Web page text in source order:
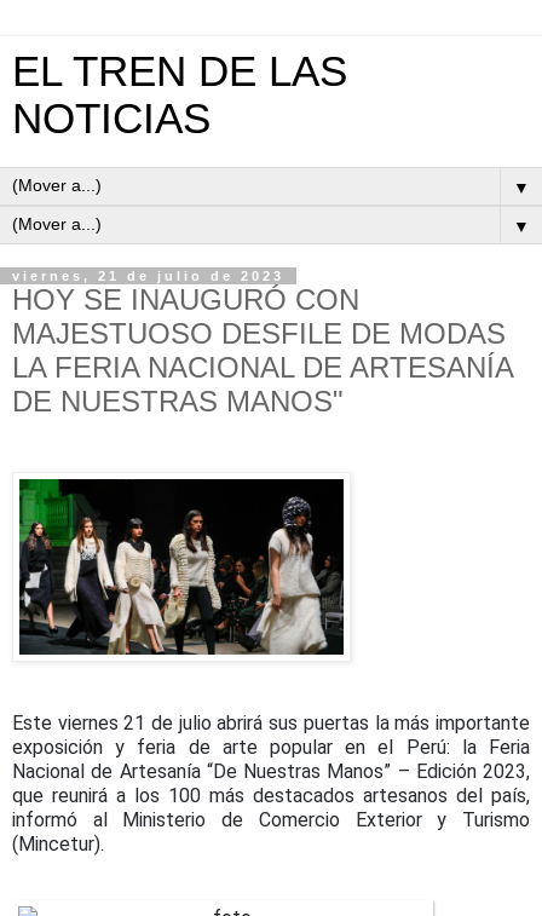
EL TREN DE LAS
NOTICIAS
▼
▼
viernes, 21 de julio de 2023
HOY SE INAUGURÓ CON
MAJESTUOSO DESFILE DE MODAS
LA FERIA NACIONAL DE ARTESANÍA
DE NUESTRAS MANOS"
Este viernes 21 de julio abrirá sus puertas la más importante
exposición y feria de arte popular en el Perú: la Feria
Nacional de Artesanía “De Nuestras Manos” – Edición 2023,
que reunirá a los 100 más destacados artesanos del país,
informó al Ministerio de Comercio Exterior y Turismo
(Mincetur).